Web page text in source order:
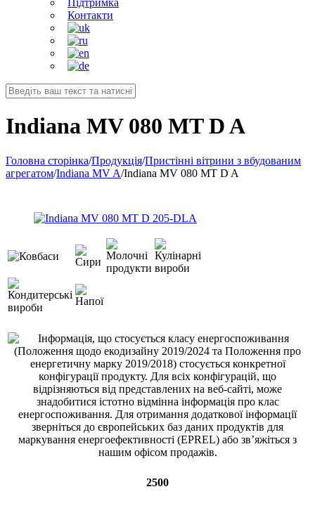
Підтримка
Контакти
Indiana MV 080 MT D A
Головна сторінка/Продукція/Пристінні вітрини з вбудованим
агрегатом/Indiana MV A/Indiana MV 080 MT D A
2500